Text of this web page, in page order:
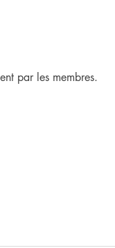
par les membres.